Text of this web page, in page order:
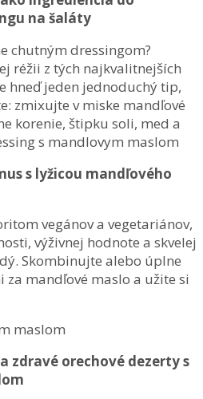
na šaláty
chutným dressingom?
réžii z tých najkvalitnejších
hneď jeden jednoduchý tip,
zmixujte v miske mandľové
korenie, štipku soli, med a
s lyžicou mandľového
vegánov a vegetariánov,
výživnej hodnote a skvelej
Skombinujte alebo úplne
za mandľové maslo a užite si
zdravé orechové dezerty s